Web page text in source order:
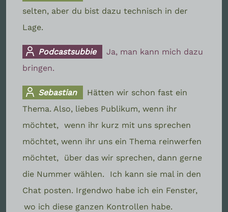
selten, aber du bist dazu technisch in der
Lage.
Podcastsubbie
Ja, man kann mich dazu
bringen.
Sebastian
Hätten wir schon fast ein
Thema. Also, liebes Publikum, wenn ihr
möchtet,
wenn ihr kurz mit uns sprechen
möchtet, wenn ihr uns ein Thema reinwerfen
möchtet,
über das wir sprechen, dann gerne
die Nummer wählen.
Ich kann sie mal in den
Chat posten. Irgendwo habe ich ein Fenster,
wo ich diese ganzen Kontrollen habe.